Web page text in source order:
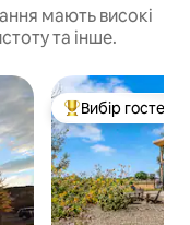
мають високі
та інше.
Топ вибір гостей
Вибір гостей